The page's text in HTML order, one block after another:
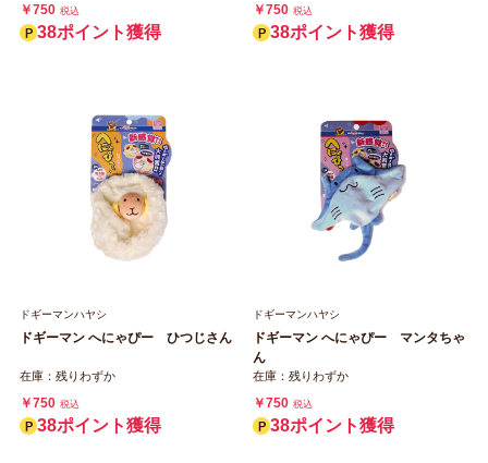
￥750 税込
38ポイント獲得
￥750 税込
38ポイント獲得
ドギーマンハヤシ
ドギーマン へにゃぴー ひつじさん
在庫：残りわずか
￥750 税込
38ポイント獲得
ドギーマンハヤシ
ドギーマン へにゃぴー マンタちゃ
ん
在庫：残りわずか
￥750 税込
38ポイント獲得